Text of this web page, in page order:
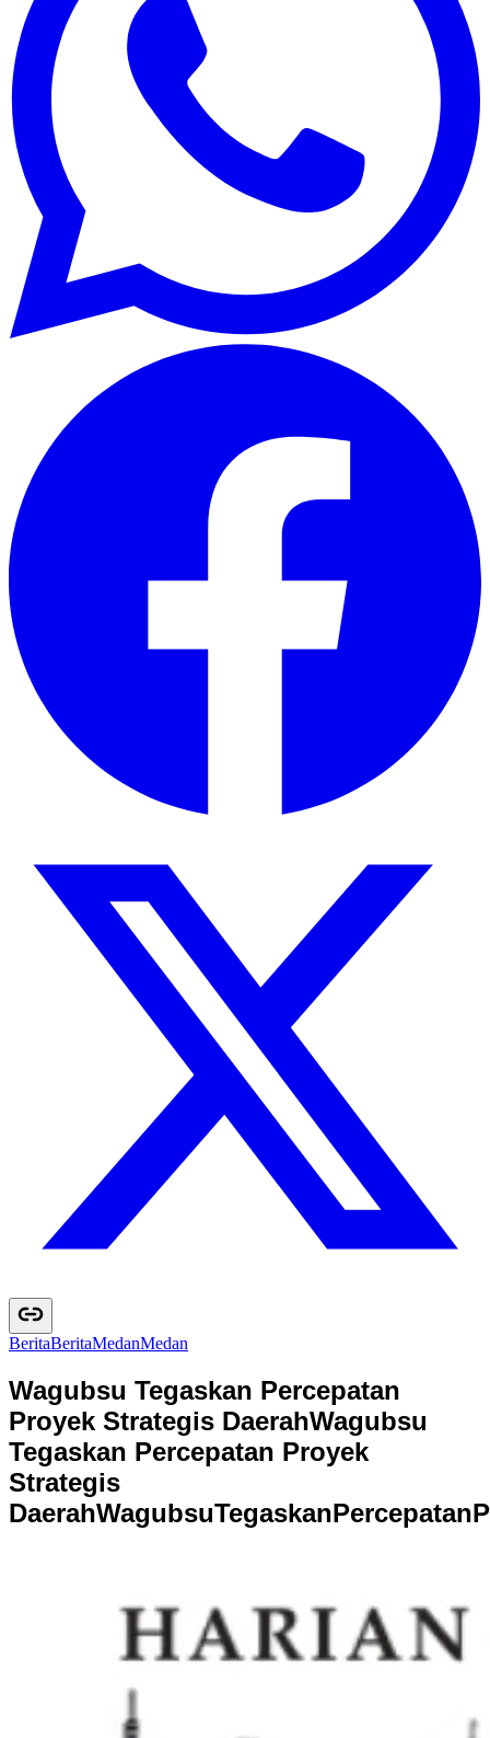
BeritaBeritaMedanMedan
Wagubsu Tegaskan Percepatan
Proyek Strategis DaerahWagubsu
Tegaskan Percepatan Proyek
Strategis
DaerahWagubsuTegaskanPercepatanP